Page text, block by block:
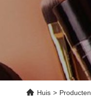
Huis > Producten